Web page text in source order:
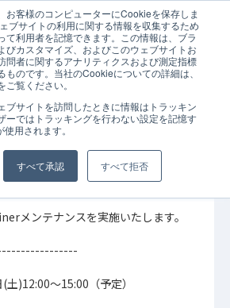
お客様のコンピューターにCookieを保存しま
ブサイトの利用に関する情報を収集するため
て利用者を記憶できます。この情報は、ブラ
びカスタマイズ、およびこのウェブサイトお
問者に関するアナリティクスおよび測定指標
ものです。当社のCookieについての詳細は、
覧ください。
ブサイトを訪問したときに情報はトラッキン
ーではトラッキングを行わない設定を記憶す
用されます。
すべて承認 すべて拒否
5/15実施｜SaaStainerメンテナンス実施のお知らせ
らせ
メンテナンス実施のお知
メンテナンスを実施いたします。
------
(土)12:00～15:00（予定）